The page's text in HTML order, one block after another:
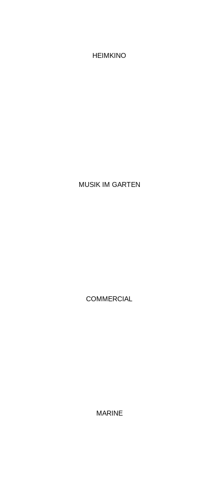
HEIMKINO
MUSIK IM GARTEN
COMMERCIAL
MARINE